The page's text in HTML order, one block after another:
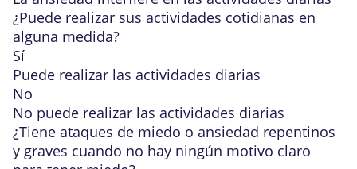
¿Puede realizar sus actividades cotidianas en
alguna medida?
Sí
Puede realizar las actividades diarias
No
No puede realizar las actividades diarias
¿Tiene ataques de miedo o ansiedad repentinos
y graves cuando no hay ningún motivo claro